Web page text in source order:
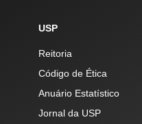
USP
Reitoria
Código de Ética
Anuário Estatístico
Jornal da USP